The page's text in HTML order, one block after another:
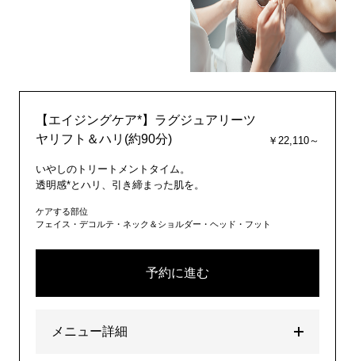
【エイジングケア*】ラグジュアリーツ
ヤリフト＆ハリ(約90分)
￥22,110～
いやしのトリートメントタイム。
透明感*とハリ、引き締まった肌を。
ケアする部位
フェイス・デコルテ・ネック＆ショルダー・ヘッド・フット
予約に進む
メニュー詳細